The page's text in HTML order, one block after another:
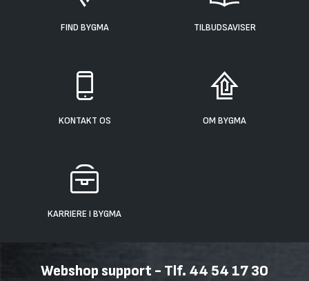
FIND BYGMA TILBUDSAVISER
KONTAKT OS OM BYGMA
KARRIERE I BYGMA
Webshop support - Tlf. 44 54 17 30